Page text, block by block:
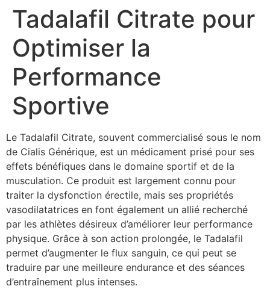
Tadalafil Citrate pour
Optimiser la
Performance
Sportive
Le Tadalafil Citrate, souvent commercialisé sous le nom
de Cialis Générique, est un médicament prisé pour ses
effets bénéfiques dans le domaine sportif et de la
musculation. Ce produit est largement connu pour
traiter la dysfonction érectile, mais ses propriétés
vasodilatatrices en font également un allié recherché
par les athlètes désireux d’améliorer leur performance
physique. Grâce à son action prolongée, le Tadalafil
permet d’augmenter le flux sanguin, ce qui peut se
traduire par une meilleure endurance et des séances
d’entraînement plus intenses.